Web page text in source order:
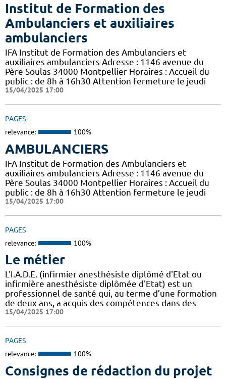
Institut de Formation des
Ambulanciers et auxiliaires
ambulanciers
IFA Institut de Formation des Ambulanciers et
auxiliaires ambulanciers Adresse : 1146 avenue du
Père Soulas 34000 Montpellier Horaires : Accueil du
public : de 8h à 16h30 Attention fermeture le jeudi
15/04/2025 17:00
PAGES
relevance: 100%
AMBULANCIERS
IFA Institut de Formation des Ambulanciers et
auxiliaires ambulanciers Adresse : 1146 avenue du
Père Soulas 34000 Montpellier Horaires : Accueil du
public : de 8h à 16h30 Attention fermeture le jeudi
15/04/2025 17:00
PAGES
relevance: 100%
Le métier
L'I.A.D.E. (infirmier anesthésiste diplômé d'Etat ou
infirmière anesthésiste diplômée d'Etat) est un
professionnel de santé qui, au terme d’une formation
de deux ans, a acquis des compétences dans des
15/04/2025 17:00
PAGES
relevance: 100%
Consignes de rédaction du projet